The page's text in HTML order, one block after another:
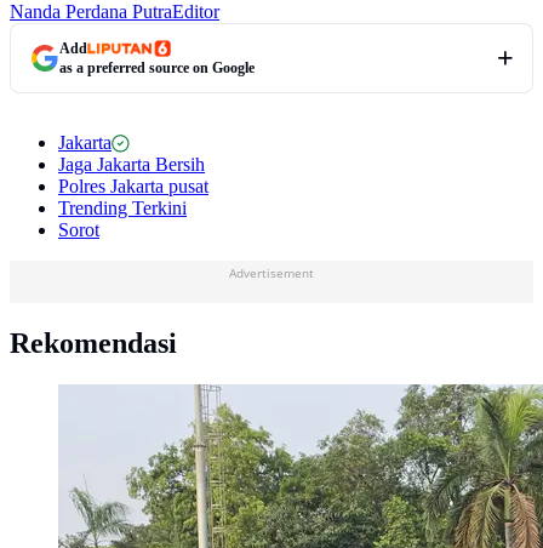
Nanda Perdana PutraEditor
Add
as a preferred source on Google
Jakarta
Jaga Jakarta Bersih
Polres Jakarta pusat
Trending Terkini
Sorot
Advertisement
Rekomendasi